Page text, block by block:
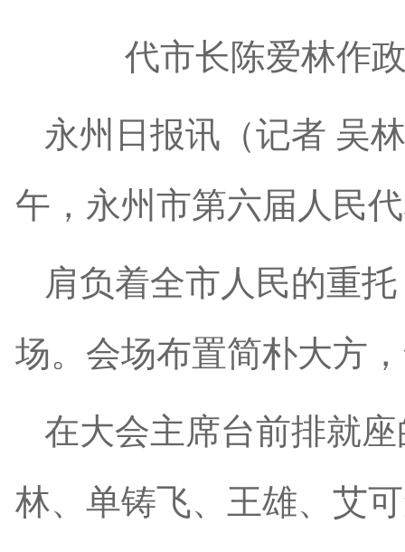
代市长陈爱林作
永州日报讯（记者 吴
午，永州市第六届人民
肩负着全市人民的重
场。会场布置简朴大方
在大会主席台前排就
林、单铸飞、王雄、艾